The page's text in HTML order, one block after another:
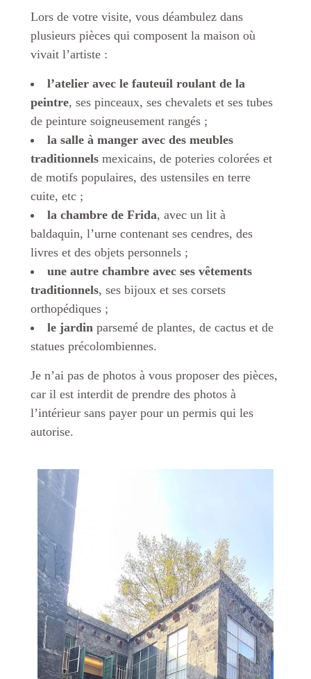
Lors de votre visite, vous déambulez dans
plusieurs pièces qui composent la maison où
vivait l’artiste :
l’atelier avec le fauteuil roulant de la
peintre, ses pinceaux, ses chevalets et ses tubes
de peinture soigneusement rangés ;
la salle à manger avec des meubles
traditionnels mexicains, de poteries colorées et
de motifs populaires, des ustensiles en terre
cuite, etc ;
la chambre de Frida, avec un lit à
baldaquin, l’urne contenant ses cendres, des
livres et des objets personnels ;
une autre chambre avec ses vêtements
traditionnels, ses bijoux et ses corsets
orthopédiques ;
le jardin parsemé de plantes, de cactus et de
statues précolombiennes.
Je n’ai pas de photos à vous proposer des pièces,
car il est interdit de prendre des photos à
l’intérieur sans payer pour un permis qui les
autorise.